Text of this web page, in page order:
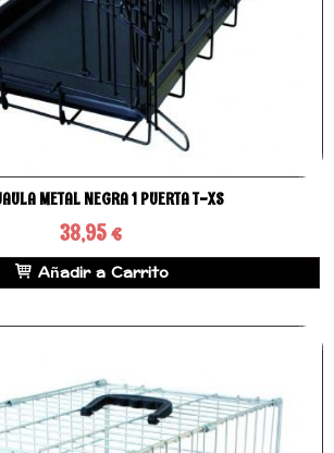
METAL NEGRA 1 PUERTA T-XS
38,95 €
Añadir a Carrito